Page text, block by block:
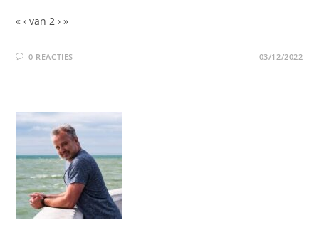
« ‹ van 2 › »
0 REACTIES 03/12/2022